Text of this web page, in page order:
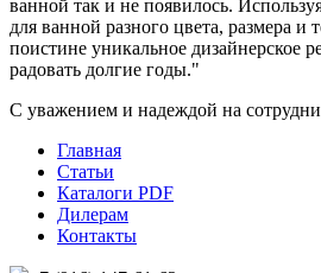
ванной так и не появилось.
для ванной разного цвета, размера и
поистине уникальное дизайнерское
радовать долгие годы."
С уважением и надеждой на
Главная
Статьи
Каталоги PDF
Дилерам
Контакты